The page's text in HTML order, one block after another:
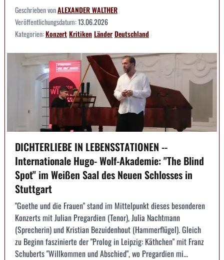
Geschrieben vonALEXANDER WALTHER
Veröffentlichungsdatum:13.06.2026
Kategorien:KonzertKritikenLänderDeutschland
DICHTERLIEBE IN LEBENSSTATIONEN --
Internationale Hugo- Wolf-Akademie: "The Blind
Spot" im Weißen Saal des Neuen Schlosses in
Stuttgart
"Goethe und die Frauen" stand im Mittelpunkt dieses besonderen
Konzerts mit Julian Pregardien (Tenor), Julia Nachtmann
(Sprecherin) und Kristian Bezuidenhout (Hammerflügel). Gleich
zu Beginn faszinierte der "Prolog in Leipzig: Käthchen" mit Franz
Schuberts "Willkommen und Abschied", wo Pregardien mi...